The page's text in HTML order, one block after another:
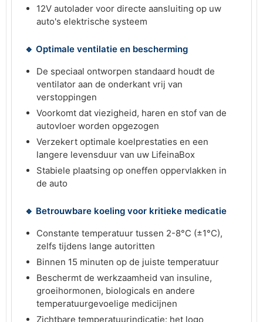
12V autolader voor directe aansluiting op uw
auto's elektrische systeem
🔹 Optimale ventilatie en bescherming
De speciaal ontworpen standaard houdt de
ventilator aan de onderkant vrij van
verstoppingen
Voorkomt dat viezigheid, haren en stof van de
autovloer worden opgezogen
Verzekert optimale koelprestaties en een
langere levensduur van uw LifeinaBox
Stabiele plaatsing op oneffen oppervlakken in
de auto
🔹 Betrouwbare koeling voor kritieke medicatie
Constante temperatuur tussen 2-8°C (±1°C),
zelfs tijdens lange autoritten
Binnen 15 minuten op de juiste temperatuur
Beschermt de werkzaamheid van insuline,
groeihormonen, biologicals en andere
temperatuurgevoelige medicijnen
Zichtbare temperatuurindicatie: het logo